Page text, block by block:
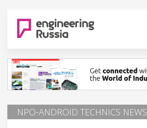
NPO-ANDROID TECHNICS NEWS